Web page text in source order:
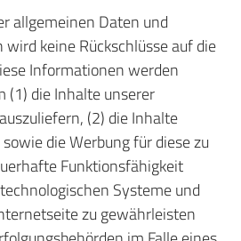
allgemeinen Daten und
keine Rückschlüsse auf die
Informationen werden
(1) die Inhalte unserer
(2) die Inhalte
die Werbung für diese zu
Funktionsfähigkeit
Systeme und
zu gewährleisten